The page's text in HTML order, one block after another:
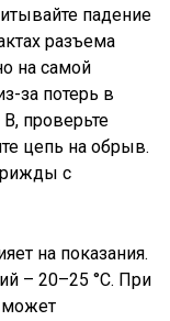
падение
разъема
на самой
за потерь в
проверьте
цепь на обрыв.
с
на показания.
– 20–25 °C. При
может